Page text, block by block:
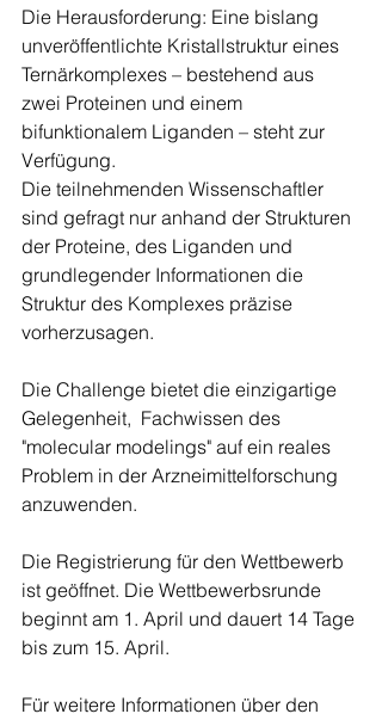
Die Herausforderung: Eine bislang
unveröffentlichte Kristallstruktur eines
Ternärkomplexes – bestehend aus
zwei Proteinen und einem
bifunktionalem Liganden – steht zur
Verfügung.
Die teilnehmenden Wissenschaftler
sind gefragt nur anhand der Strukturen
der Proteine, des Liganden und
grundlegender Informationen die
Struktur des Komplexes präzise
vorherzusagen.
Die Challenge bietet die einzigartige
Gelegenheit,  Fachwissen des
"molecular modelings" auf ein reales
Problem in der Arzneimittelforschung
anzuwenden.
Die Registrierung für den Wettbewerb
ist geöffnet. Die Wettbewerbsrunde
beginnt am 1. April und dauert 14 Tage
bis zum 15. April.
Für weitere Informationen über den